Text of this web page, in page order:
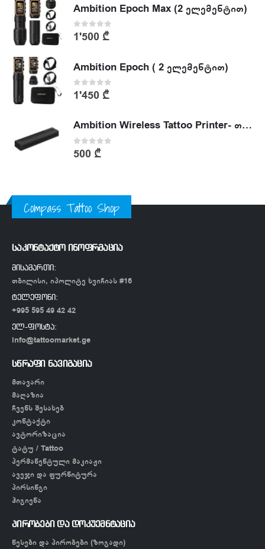
Ambition Epoch Max (2 ელემენტით)
0out of 5
1'500 ₾
Ambition Epoch ( 2 ელემენტით)
0out of 5
1'450 ₾
Ambition Wireless Tattoo Printer- თერმული პრინტერი
0out of 5
500 ₾
Compass Tattoo Shop
საკონტაქტო ინოფრმაცია
მისამართი:
თბილისი, იპოლიტე ხვიჩიას #16
ტელეფონი:
+995 595 49 42 42
ელ-ფოსტა:
info@tattoomarket.ge
სწრაფი ნავიგაცია
მთავარი
მაღაზია
ჩვენს შესახებ
კონტაქტი
ავტორიზაცია
ტატუ / Tattoo
პერმანენტული მაკიაჟი
ავეჯი და ფურნიტურა
პირსინგი
ჰიგიენა
პირობები და დოკუემნტაცია
წესები და პირობები (ზოგადი)